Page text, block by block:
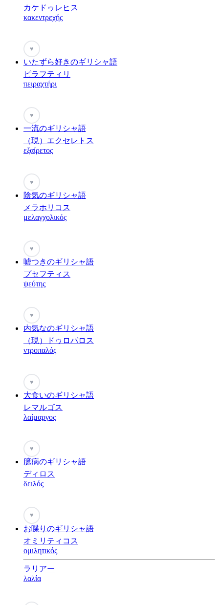
カケドゥレヒス
κακεντρεχής
♥
いたずら好きのギリシャ語
ピラフティリ
πειραχτήρι
♥
一流のギリシャ語
（現）エクセレトス
εξαίρετος
♥
陰気のギリシャ語
メラホリコス
μελαγχολικός
♥
嘘つきのギリシャ語
プセフティス
ψεύτης
♥
内気なのギリシャ語
（現）ドゥロパロス
ντροπαλός
♥
大食いのギリシャ語
レマルゴス
λαίμαργος
♥
臆病のギリシャ語
ディロス
δειλός
♥
お喋りのギリシャ語
オミリティコス
ομιλητικός
ラリアー
λαλία